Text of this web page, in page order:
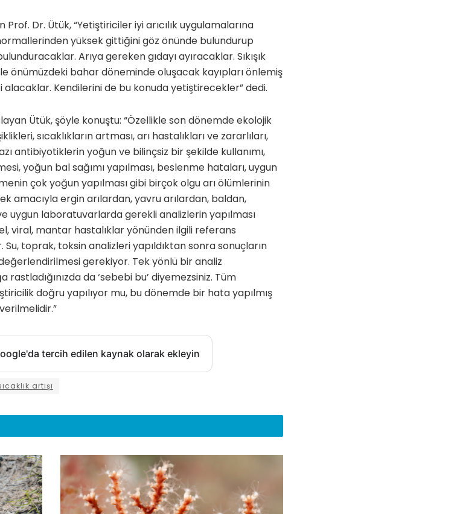
Dr. Ütük, “Yetiştiriciler iyi arıcılık uygulamalarına
yüksek gittiğini göz önünde bulundurup
Arıya gereken gıdayı ayıracaklar. Sıkışık
önümüzdeki bahar döneminde oluşacak kayıpları önlemiş
alacaklar. Kendilerini de bu konuda yetiştirecekler” dedi.
Ütük, şöyle konuştu: “Özellikle son dönemde ekolojik
sıcaklıkların artması, arı hastalıkları ve zararlıları,
antibiyotiklerin yoğun ve bilinçsiz bir şekilde kullanımı,
yoğun bal sağımı yapılması, beslenme hataları, uygun
çok yoğun yapılması gibi birçok olgu arı ölümlerinin
amacıyla ergin arılardan, yavru arılardan, baldan,
uygun laboratuvarlarda gerekli analizlerin yapılması
viral, mantar hastalıklar yönünden ilgili referans
toprak, toksin analizleri yapıldıktan sonra sonuçların
gerekiyor. Tek yönlü bir analiz
da ‘sebebi bu’ diyemezsiniz. Tüm
doğru yapılıyor mu, bu dönemde bir hata yapılmış
tercih edilen kaynak olarak ekleyin
artışı